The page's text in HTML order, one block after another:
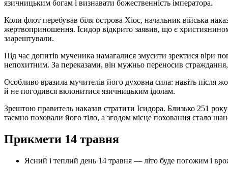
язичницьким богам і визнавати божественність імператора.
Коли флот перебував біля острова Хіос, начальник війська
жертвоприношення. Ісидор відкрито заявив, що є
заарештували.
Під час допитів мученика намагалися змусити зректися віри
непохитним. За переказами, він мужньо переносив
Особливо вразила мучителів його духовна сила: навіть після
й не погодився вклонитися язичницьким ідолам.
Зрештою правитель наказав стратити Ісидора. Близько 251
таємно поховали його тіло, а згодом місце поховання стало
Прикмети 14 травня
Ясний і теплий день 14 травня — літо буде погожим і